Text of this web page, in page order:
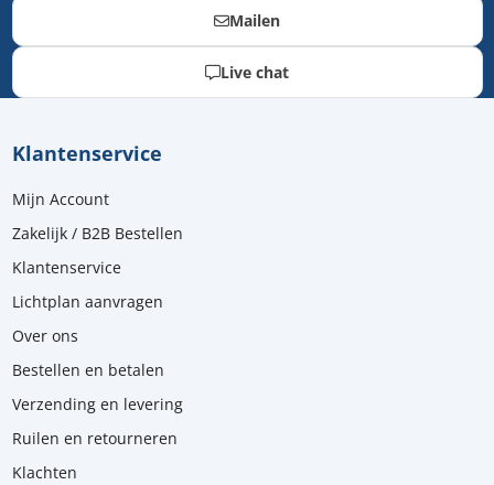
Mailen
Live chat
Klantenservice
Mijn Account
Zakelijk / B2B Bestellen
Klantenservice
Lichtplan aanvragen
Over ons
Bestellen en betalen
Verzending en levering
Ruilen en retourneren
Klachten